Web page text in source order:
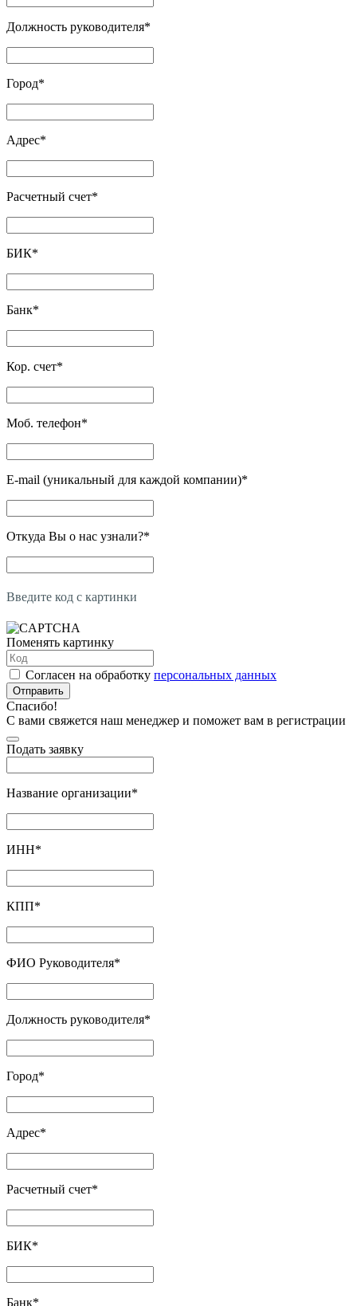
Должность руководителя*
Город*
Адрес*
Расчетный счет*
БИК*
Банк*
Кор. счет*
Моб. телефон*
E-mail (уникальный для каждой компании)*
Откуда Вы о нас узнали?*
Введите код с картинки
Поменять картинку
Согласен на обработку персональных данных
Отправить
Спасибо!
С вами свяжется наш менеджер и поможет вам в регистрации
Подать заявку
Название организации*
ИНН*
КПП*
ФИО Руководителя*
Должность руководителя*
Город*
Адрес*
Расчетный счет*
БИК*
Банк*